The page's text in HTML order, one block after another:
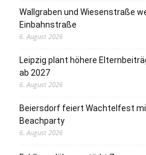
Wallgraben und Wiesenstraße
Einbahnstraße
6. August 2026
Leipzig plant höhere
ab 2027
6. August 2026
Beiersdorf feiert Wachtelfest
Beachparty
6. August 2026